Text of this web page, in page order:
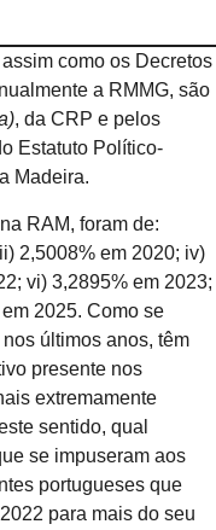
como os Decretos
a RMMG, são
, da CRP e pelos
Estatuto Político-
Madeira.
RAM, foram de:
2,5008% em 2020; iv)
vi) 3,2895% em 2023;
2025. Como se
últimos anos, têm
presente nos
extremamente
sentido, qual
se impuseram aos
portugueses que
para mais do seu